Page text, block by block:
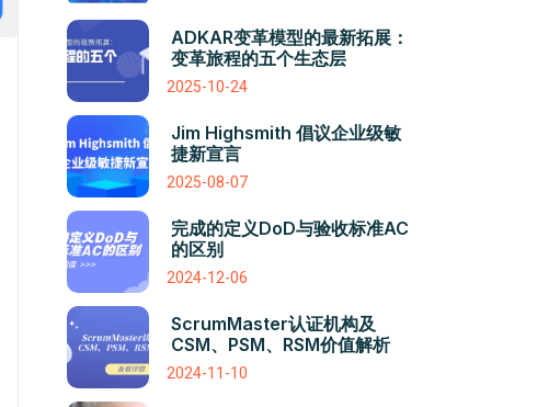
ADKAR变革模型的最新拓展：
变革旅程的五个生态层
2025-10-24
Jim Highsmith 倡议企业级敏
捷新宣言
2025-08-07
完成的定义DoD与验收标准AC
的区别
2024-12-06
ScrumMaster认证机构及
CSM、PSM、RSM价值解析
2024-11-10